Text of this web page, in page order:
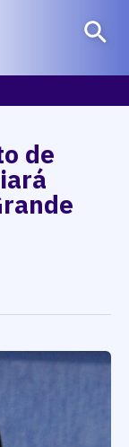
de